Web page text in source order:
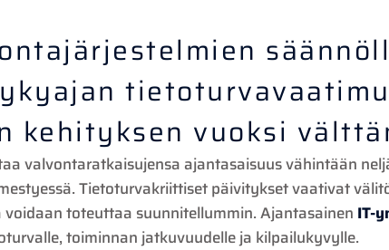
kehityksen vuoksi
valvontaratkaisujensa ajantasaisuus vähintään
Tietoturvakriittiset päivitykset vaativat
toteuttaa suunnitellummin. Ajantasainen IT-
toiminnan jatkuvuudelle ja kilpailukyvylle.